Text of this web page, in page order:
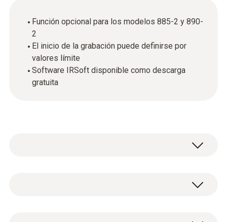
Función opcional para los modelos 885-2 y 890-
2
El inicio de la grabación puede definirse por
valores límite
Software IRSoft disponible como descarga
gratuita